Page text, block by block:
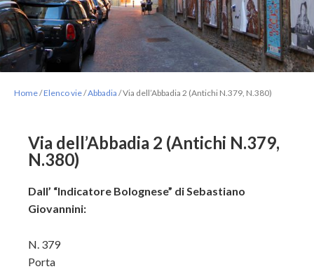
Home/Elenco vie/Abbadia /Via dell’Abbadia 2 (Antichi N.379, N.380)
Via dell’Abbadia 2 (Antichi N.379,
N.380)
Dall’ “Indicatore Bolognese” di Sebastiano
Giovannini:
N. 379
Porta